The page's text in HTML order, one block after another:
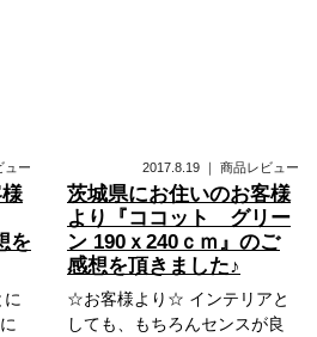
ュー
を
2017.8.19 ｜ 商品レビュー
茨城県にお住いのお客様
より『ココット グリー
ン 190ｘ240ｃｍ』のご
感想を頂きました♪
☆お客様より☆ インテリアと
しても、もちろんセンスが良